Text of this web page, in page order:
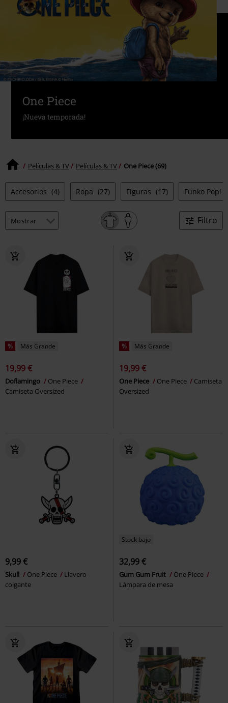
One Piece
¡Nueva temporada!
Películas & TV Películas & TV One Piece (69)
Accesorios (4) Ropa (27) Figuras (17) Funko Pop!
Filtro
% Más Grande
19,99 €
Doflamingo
One Piece
Camiseta Oversized
% Más Grande
19,99 €
One Piece One Piece
Camiseta
Oversized
9,99 €
Skull One Piece
Llavero
colgante
Stock bajo
32,99 €
Gum Gum Fruit
One Piece
Lámpara de mesa